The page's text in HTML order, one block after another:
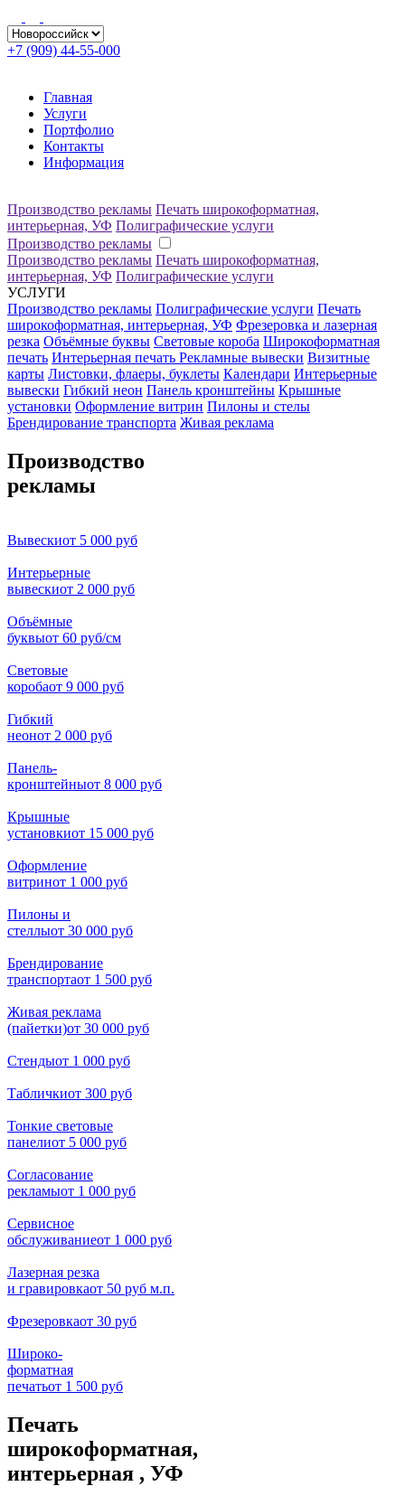
+7 (909) 44-55-000
Главная
Услуги
Портфолио
Контакты
Информация
Производство рекламы Печать широкоформатная,
интерьерная, УФ Полиграфические услуги
Производство рекламы
Производство рекламы Печать широкоформатная,
интерьерная, УФ Полиграфические услуги
УСЛУГИ
Производство рекламы Полиграфические услуги Печать
широкоформатная, интерьерная, УФ Фрезеровка и лазерная
резка Объёмные буквы Световые короба Широкоформатная
печать Интерьерная печать Рекламные вывески Визитные
карты Листовки, флаеры, буклеты Календари Интерьерные
вывески Гибкий неон Панель кронштейны Крышные
установки Оформление витрин Пилоны и стелы
Брендирование транспорта Живая реклама
Производство
рекламы
Вывескиот 5 000 руб
Интерьерные
вывескиот 2 000 руб
Объёмные
буквыот 60 руб/см
Световые
коробаот 9 000 руб
Гибкий
неонот 2 000 руб
Панель-
кронштейныот 8 000 руб
Крышные
установкиот 15 000 руб
Оформление
витринот 1 000 руб
Пилоны и
стеллыот 30 000 руб
Брендирование
транспортаот 1 500 руб
Живая реклама
(пайетки)от 30 000 руб
Стендыот 1 000 руб
Табличкиот 300 руб
Тонкие световые
панелиот 5 000 руб
Согласование
рекламыот 1 000 руб
Сервисное
обслуживаниеот 1 000 руб
Лазерная резка
и гравировкаот 50 руб м.п.
Фрезеровкаот 30 руб
Широко-
форматная
печатьот 1 500 руб
Печать
широкоформатная,
интерьерная , УФ